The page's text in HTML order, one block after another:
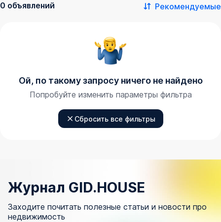
0 объявлений Рекомендуемые
Ой, по такому запросу ничего не найдено
Попробуйте изменить параметры фильтра
Сбросить все фильтры
Журнал GID.HOUSE
Заходите почитать полезные статьи и новости про
недвижимость